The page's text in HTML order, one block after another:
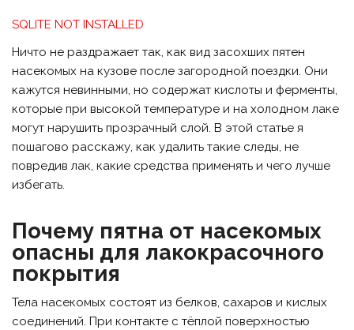
SQLITE NOT INSTALLED
Ничто не раздражает так, как вид засохших пятен
насекомых на кузове после загородной поездки. Они
кажутся невинными, но содержат кислоты и ферменты,
которые при высокой температуре и на холодном лаке
могут нарушить прозрачный слой. В этой статье я
пошагово расскажу, как удалить такие следы, не
повредив лак, какие средства применять и чего лучше
избегать.
Почему пятна от насекомых
опасны для лакокрасочного
покрытия
Тела насекомых состоят из белков, сахаров и кислых
соединений. При контакте с тёплой поверхностью